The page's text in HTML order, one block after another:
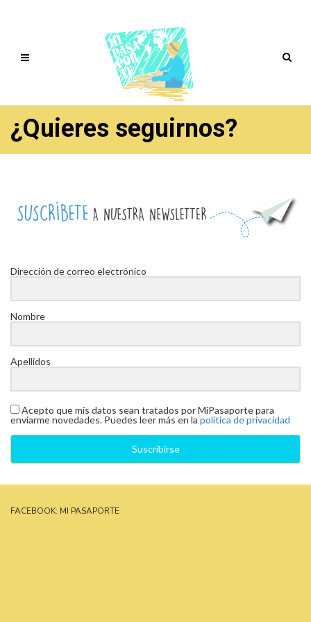
¿Quieres seguirnos?
Dirección de correo electrónico
Nombre
Apellidos
Acepto que mis datos sean tratados por MiPasaporte para
enviarme novedades. Puedes leer más en la política de privacidad
Suscribirse
FACEBOOK: MI PASAPORTE